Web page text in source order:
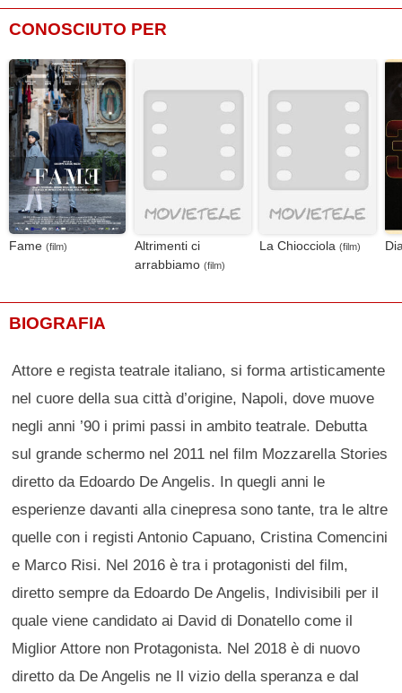
CONOSCIUTO PER
Fame (film)
Altrimenti ci
arrabbiamo (film)
La Chiocciola (film)
BIOGRAFIA
Attore e regista teatrale italiano, si forma artisticamente
nel cuore della sua città d’origine, Napoli, dove muove
negli anni ’90 i primi passi in ambito teatrale. Debutta
sul grande schermo nel 2011 nel film Mozzarella Stories
diretto da Edoardo De Angelis. In quegli anni le
esperienze davanti alla cinepresa sono tante, tra le altre
quelle con i registi Antonio Capuano, Cristina Comencini
e Marco Risi. Nel 2016 è tra i protagonisti del film,
diretto sempre da Edoardo De Angelis, Indivisibili per il
quale viene candidato ai David di Donatello come il
Miglior Attore non Protagonista. Nel 2018 è di nuovo
diretto da De Angelis ne Il vizio della speranza e dal